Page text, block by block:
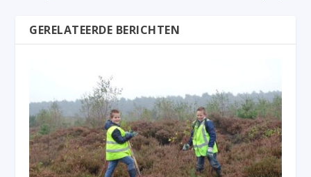
GERELATEERDE BERICHTEN